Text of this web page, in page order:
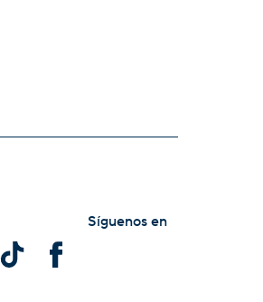
Síguenos en